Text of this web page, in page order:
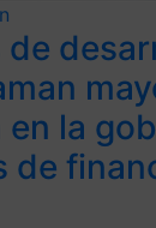
de
la
de